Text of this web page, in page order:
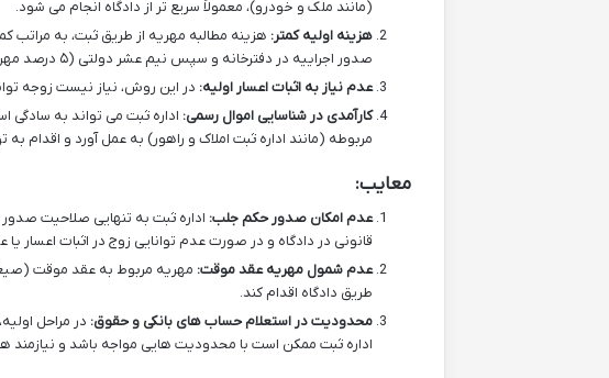
(مانند ملک و خودرو)، معمولاً سریع تر از دادگاه انجام می شود.
هزینه اولیه کمتر: هزینه مطالبه مهریه از طریق ثبت، به مراتب
صدور اجراییه در دفترخانه و سپس نیم عشر دولتی (۵ درصد مهریه) پس از وصول مهریه است.
عدم نیاز به اثبات اعسار اولیه: در این روش، نیاز نیست زوجه
کارآمدی در شناسایی اموال رسمی: اداره ثبت می تواند به سادگی
مربوطه (مانند اداره ثبت املاک و راهور) به عمل آورد و اقدام به
معایب:
عدم امکان صدور حکم جلب: اداره ثبت به تنهایی صلاحیت
قانونی در دادگاه و در صورت عدم توانایی زوج در اثبات اعسار
عدم شمول مهریه عقد موقت: مهریه مربوط به عقد موقت
طریق دادگاه اقدام کند.
محدودیت در استعلام حساب های بانکی و حقوق: در مراحل
اداره ثبت ممکن است با محدودیت هایی مواجه باشد و نیازمند